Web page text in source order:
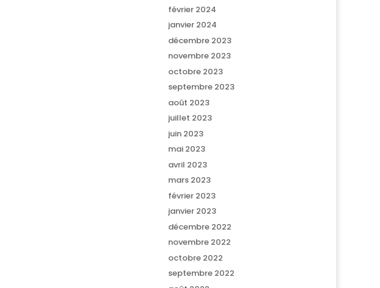
février 2024
janvier 2024
décembre 2023
novembre 2023
octobre 2023
septembre 2023
août 2023
juillet 2023
juin 2023
mai 2023
avril 2023
mars 2023
février 2023
janvier 2023
décembre 2022
novembre 2022
octobre 2022
septembre 2022